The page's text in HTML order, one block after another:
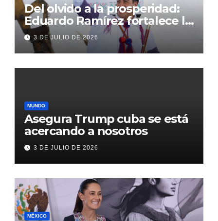
Del olvido a la prosperidad:
Eduardo Ramírez fortalece la
transformación de Aldama
con inversión histórica
3 DE JULIO DE 2026
MUNDO
Asegura Trump cuba se está
acercando a nosotros
3 DE JULIO DE 2026
MÉXICO